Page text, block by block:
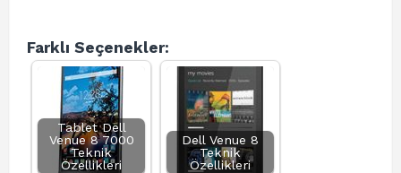
Farklı Seçenekler:
Tablet Dell
Venue 8 7000
Teknik
Özellikleri
Dell Venue 8
Teknik
Özellikleri